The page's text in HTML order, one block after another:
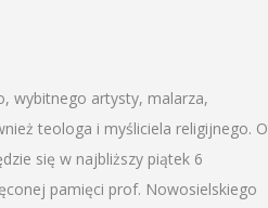
wybitnego artysty, malarza,
teologa i myśliciela religijnego. O
się w najbliższy piątek 6
pamięci prof. Nowosielskiego